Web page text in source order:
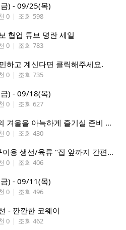
) - 09/25(목)
0 | 조회 598
협업 튜브 명란 세일
0 | 조회 783
하고 계신다면 클릭해주세요.
0 | 조회 735
) - 09/18(목)
0 | 조회 627
[한국산 차콜온돌] 시애틀의 겨울을 아늑하게 즐기실 준비 되셨나요?
0 | 조회 430
시애틀 프리미엄 사시미/구이용 생선/육류 "집 앞까지 간편하게" – 영오션샵닷컴
0 | 조회 406
) - 09/11(목)
0 | 조회 496
- 깐깐한 코웨이
0 | 조회 462